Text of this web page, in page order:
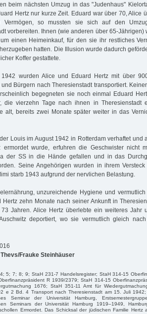
beim nächsten Umzug in das "Judenhaus"
Hertz nur kurze Zeit. Eduard war über 70, Alice
Vermögen, so mussten sie sich auf den
vorbereiten. Ihnen (wie anderen über 65-Jährigen)
einen Heimeinkauf, für den sie ihr restliches
hatten. Die Illusion wurde dadurch
Koffer gestattete.
wurden Alice und Eduard Hertz mit über
Bürgern nach Theresienstadt transportiert.
begegneten sie noch einmal Eduard
die vierzehn Tage nach ihnen in Theresienstadt
alt, bereits zwei Monate später weiter in das
Louis im August 1942 in Rotterdam verhaftet und
ermordet wurde, erfuhren die Geschwister nicht
der SS in die Hände gefallen und in das
Seine Angehörigen wurden in ihrem
starb 1943 aufgrund der nervlichen Belastung.
unzureichende Hygiene und
Hertz zehn Monate nach seiner Ankunft in
Jahren. Alice Hertz überlebte ein weiteres Jahr
deportiert, wo sie vermutlich gleich
Frauke Steinhäuser
5; 7; 8; 9; StaH 231-7 Handelsregister; StaH 314-15
R 1939/2379; StaH 314-15
1676; StaH 351-11 Amt für
e 2 Bd. 4 Transport nach Theresienstadt am 15. Juli 1942;
Seminar der Universität Hamburg,
Seminars der Universität Hamburg 1919–1949,
Ermordet. Das Schicksal der jüdischen Familie Hertz